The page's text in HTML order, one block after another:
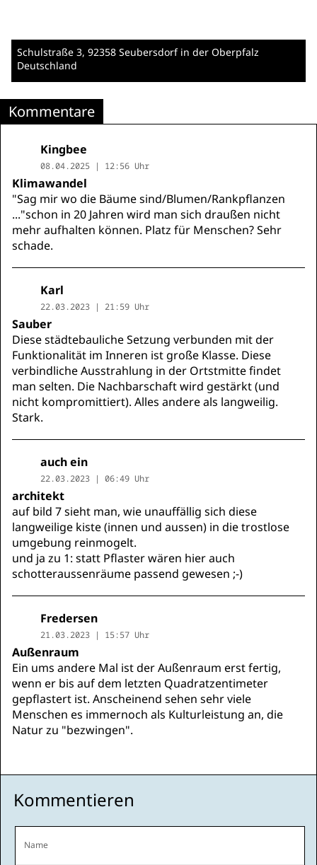
Schulstraße 3, 92358 Seubersdorf in der Oberpfalz
Deutschland
Kommentare
Kingbee
08.04.2025 | 12:56 Uhr
Klimawandel
"Sag mir wo die Bäume sind/Blumen/Rankpflanzen
..."schon in 20 Jahren wird man sich draußen nicht
mehr aufhalten können. Platz für Menschen? Sehr
schade.
Karl
22.03.2023 | 21:59 Uhr
Sauber
Diese städtebauliche Setzung verbunden mit der
Funktionalität im Inneren ist große Klasse. Diese
verbindliche Ausstrahlung in der Ortstmitte findet
man selten. Die Nachbarschaft wird gestärkt (und
nicht kompromittiert). Alles andere als langweilig.
Stark.
auch ein
22.03.2023 | 06:49 Uhr
architekt
auf bild 7 sieht man, wie unauffällig sich diese
langweilige kiste (innen und aussen) in die trostlose
umgebung reinmogelt.
und ja zu 1: statt Pflaster wären hier auch
schotteraussenräume passend gewesen ;-)
Fredersen
21.03.2023 | 15:57 Uhr
Außenraum
Ein ums andere Mal ist der Außenraum erst fertig,
wenn er bis auf dem letzten Quadratzentimeter
gepflastert ist. Anscheinend sehen sehr viele
Menschen es immernoch als Kulturleistung an, die
Natur zu "bezwingen".
Kommentieren
Name